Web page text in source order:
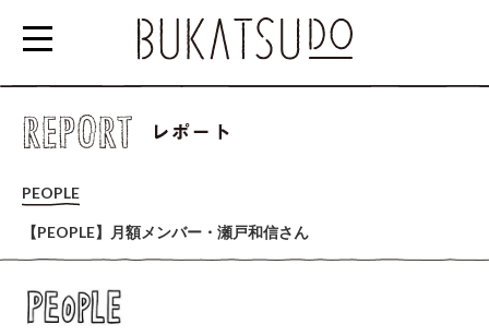
PEOPLE
【PEOPLE】月額メンバー・瀬戸和信さん
参
す
る
EVENT/SCHOOL
利